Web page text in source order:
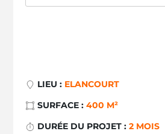
LIEU : ELANCOURT
SURFACE :400 M²
DURÉE DU PROJET :2 MOIS